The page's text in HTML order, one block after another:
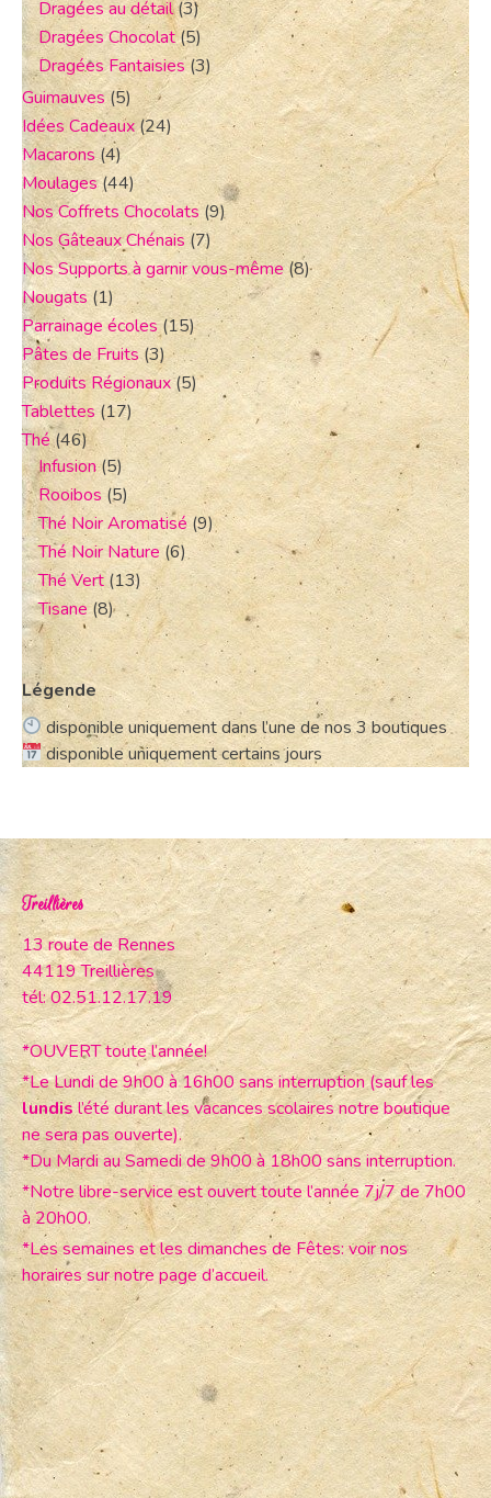
Dragées au détail(3)
Dragées Chocolat(5)
Dragées Fantaisies (3)
Guimauves (5)
Idées Cadeaux(24)
Macarons(4)
Moulages(44)
Nos Coffrets Chocolats (9)
Nos Gâteaux Chénais (7)
Nos Supports à garnir vous-même(8)
Nougats (1)
Parrainage écoles (15)
Pâtes de Fruits (3)
Produits Régionaux(5)
Tablettes(17)
Thé (46)
Infusion(5)
Rooibos (5)
Thé Noir Aromatisé (9)
Thé Noir Nature (6)
Thé Vert (13)
Tisane (8)
Légende
disponible uniquement dans l’une de nos 3 boutiques
disponible uniquement certains jours
Treillières
13 route de Rennes
44119 Treillières
tél: 02.51.12.17.19
*OUVERT toute l’année!
*Le Lundi de 9h00 à 16h00 sans interruption (sauf les
lundisl’été durant les vacances scolaires notre boutique
ne sera pas ouverte).
*Du Mardi au Samedi de 9h00 à 18h00 sans interruption.
*Notre libre-service est ouvert toute l’année 7j/7 de 7h00
à 20h00.
*Les semaines et les dimanches de Fêtes: voir nos
horaires sur notre page d’accueil.